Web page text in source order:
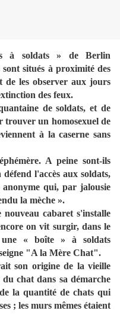
à soldats » de Berlin
situés à proximité des
de les observer aux jours
des feux.
de soldats, et de
trouver un homosexuel de
à la caserne sans
A peine sont-ils
l'accès aux soldats,
qui, par jalousie
la mèche ».
cabaret s'installe
on vit surgir, dans le
« boîte » à soldats
"A la Mère Chat".
son origine de la vieille
chat dans sa démarche
la quantité de chats qui
; les murs mêmes étaient